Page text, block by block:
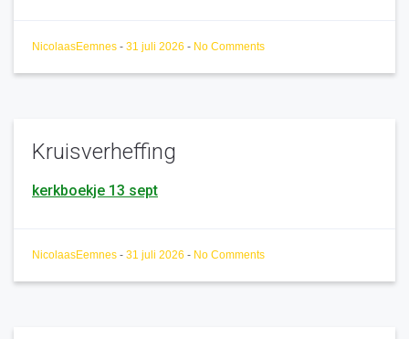
NicolaasEemnes - 31 juli 2026 - No Comments
Kruisverheffing
kerkboekje 13 sept
NicolaasEemnes - 31 juli 2026 - No Comments